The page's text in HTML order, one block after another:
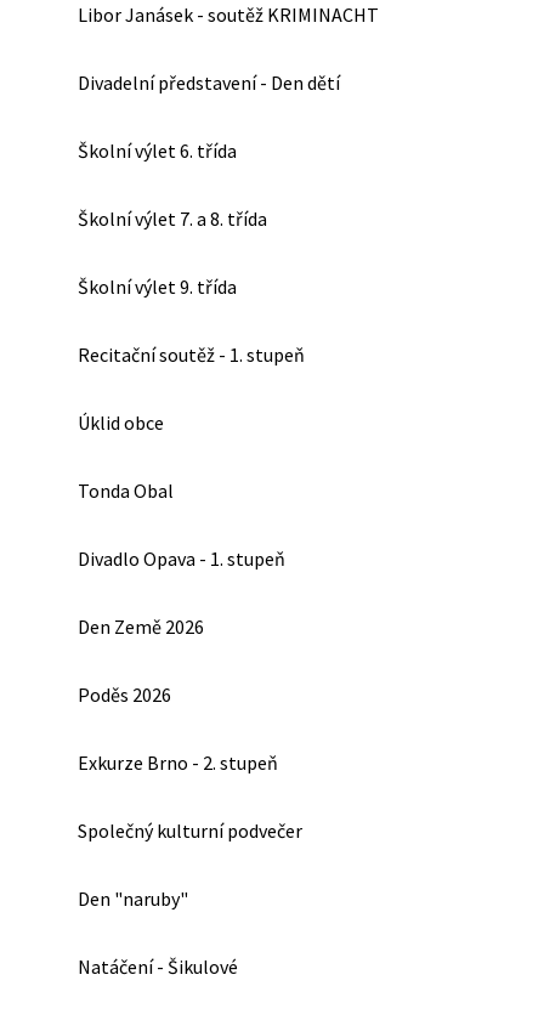
Libor Janásek - soutěž KRIMINACHT
Divadelní představení - Den dětí
Školní výlet 6. třída
Školní výlet 7. a 8. třída
Školní výlet 9. třída
Recitační soutěž - 1. stupeň
Úklid obce
Tonda Obal
Divadlo Opava - 1. stupeň
Den Země 2026
Poděs 2026
Exkurze Brno - 2. stupeň
Společný kulturní podvečer
Den "naruby"
Natáčení - Šikulové